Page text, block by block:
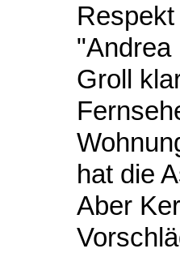
"Andrea
Groll
hat die
Aber